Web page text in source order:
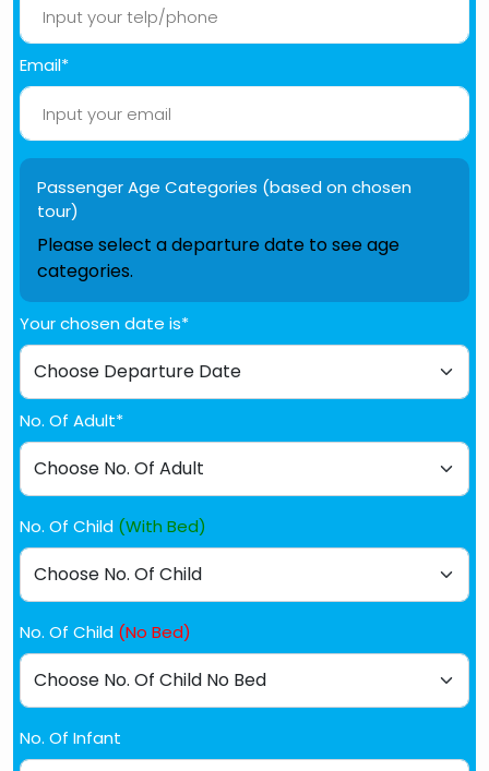
Email*
Passenger Age Categories (based on chosen
tour)
Please select a departure date to see age
categories.
Your chosen date is*
No. Of Adult*
No. Of Child (With Bed)
No. Of Child (No Bed)
No. Of Infant